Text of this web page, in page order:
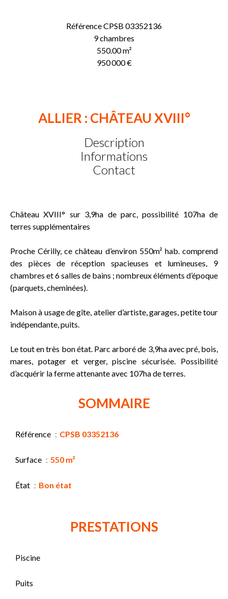
RéférenceCPSB 03352136
9 chambres
550.00m²
950 000 €
ALLIER : CHÂTEAU XVIII°
Description
Informations
Contact
Château XVIII° sur 3,9ha de parc, possibilité 107ha de
terres supplémentaires
Proche Cérilly, ce château d’environ 550m² hab. comprend
des pièces de réception spacieuses et lumineuses, 9
chambres et 6 salles de bains ; nombreux éléments d’époque
(parquets, cheminées).
Maison à usage de gîte, atelier d’artiste, garages, petite tour
indépendante, puits.
Le tout en très bon état. Parc arboré de 3,9ha avec pré, bois,
mares, potager et verger, piscine sécurisée. Possibilité
d’acquérir la ferme attenante avec 107ha de terres.
SOMMAIRE
Référence CPSB 03352136
Surface 550 m²
État Bon état
PRESTATIONS
Piscine
Puits